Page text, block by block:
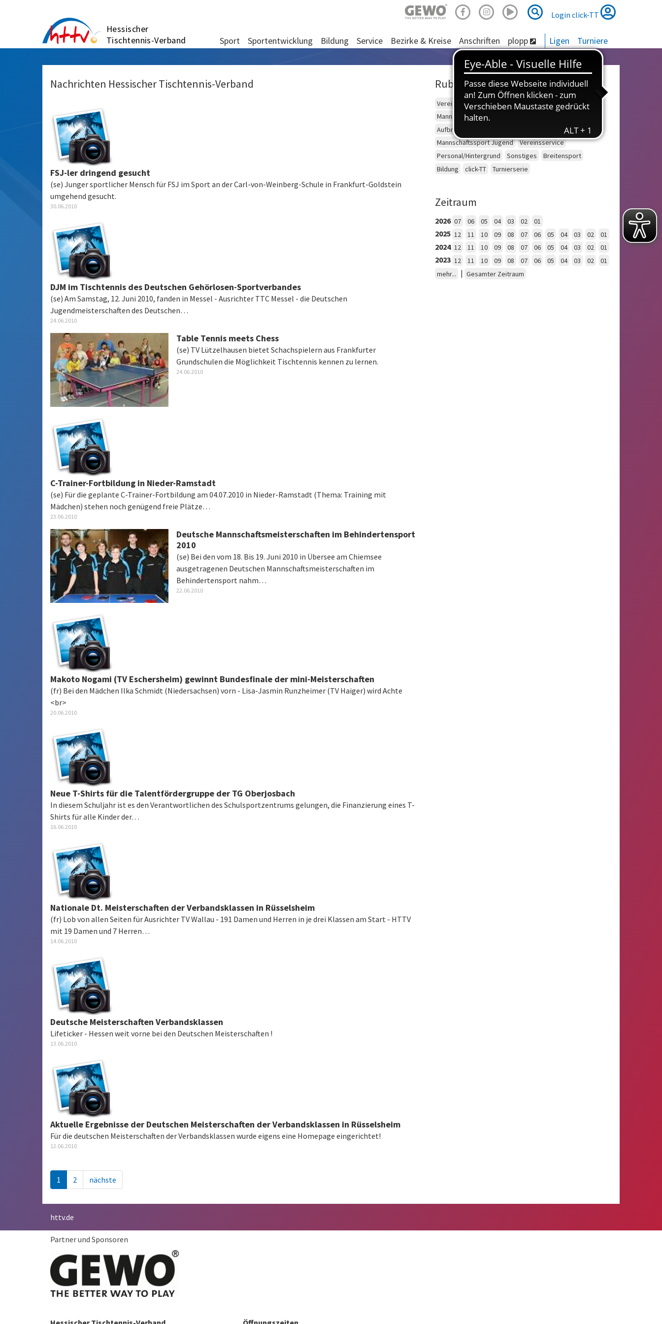
Hessischer
Tischtennis-Verband
Suche
Suche
Login click-TT
Sport Sportentwicklung Bildung Service Bezirke & Kreise Anschriften plopp Ligen Turniere
Nachrichten Hessischer Tischtennis-Verband
FSJ-ler dringend gesucht
(se) Junger sportlicher Mensch für FSJ im Sport an der Carl-von-Weinberg-Schule in Frankfurt-Goldstein
umgehend gesucht.
30.06.2010
DJM im Tischtennis des Deutschen Gehörlosen-Sportverbandes
(se) Am Samstag, 12. Juni 2010, fanden in Messel - Ausrichter TTC Messel - die Deutschen
Jugendmeisterschaften des Deutschen…
24.06.2010
Table Tennis meets Chess
(se) TV Lützelhausen bietet Schachspielern aus Frankfurter
Grundschulen die Möglichkeit Tischtennis kennen zu lernen.
24.06.2010
C-Trainer-Fortbildung in Nieder-Ramstadt
(se) Für die geplante C-Trainer-Fortbildung am 04.07.2010 in Nieder-Ramstadt (Thema: Training mit
Mädchen) stehen noch genügend freie Plätze…
23.06.2010
Deutsche Mannschaftsmeisterschaften im Behindertensport
2010
(se) Bei den vom 18. Bis 19. Juni 2010 in Übersee am Chiemsee
ausgetragenen Deutschen Mannschaftsmeisterschaften im
Behindertensport nahm…
22.06.2010
Makoto Nogami (TV Eschersheim) gewinnt Bundesfinale der mini-Meisterschaften
(fr) Bei den Mädchen Ilka Schmidt (Niedersachsen) vorn - Lisa-Jasmin Runzheimer (TV Haiger) wird Achte
<br>
20.06.2010
Neue T-Shirts für die Talentfördergruppe der TG Oberjosbach
In diesem Schuljahr ist es den Verantwortlichen des Schulsportzentrums gelungen, die Finanzierung eines T-
Shirts für alle Kinder der…
16.06.2010
Nationale Dt. Meisterschaften der Verbandsklassen in Rüsselsheim
(fr) Lob von allen Seiten für Ausrichter TV Wallau - 191 Damen und Herren in je drei Klassen am Start - HTTV
mit 19 Damen und 7 Herren…
14.06.2010
Deutsche Meisterschaften Verbandsklassen
Lifeticker - Hessen weit vorne bei den Deutschen Meisterschaften !
13.06.2010
Aktuelle Ergebnisse der Deutschen Meisterschaften der Verbandsklassen in Rüsselsheim
Für die deutschen Meisterschaften der Verbandsklassen wurde eigens eine Homepage eingerichtet!
12.06.2010
1 2 nächste
Rubriken
Vereinsberatung Schulsport
Einzelsport Erwachsene
Mannschaftssport Erwachsene
Aufbruch
Mannschaftssport Jugend
Vereinsservice
Personal/Hintergrund
Sonstiges
Breitensport
Bildung
click-TT Turnierserie
Zeitraum
2026 07 06 05 04 03 02 01
2025 12 11 10 09 08 07 06 05 04 03 02 01
2024 12 11 10 09 08 07 06 05 04 03 02 01
2023 12 11 10 09 08 07 06 05 04 03 02
01
mehr...
| Gesamter Zeitraum
httv.de
Partner und Sponsoren